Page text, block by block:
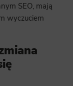
SEO, mają
wyczuciem